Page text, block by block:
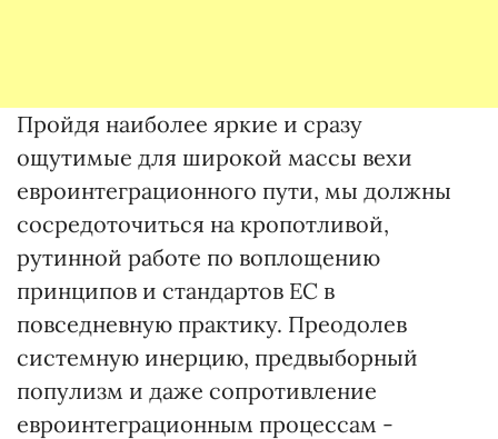
Пройдя наиболее яркие и сразу
ощутимые для широкой массы вехи
евроинтеграционного пути, мы должны
сосредоточиться на кропотливой,
рутинной работе по воплощению
принципов и стандартов ЕС в
повседневную практику. Преодолев
системную инерцию, предвыборный
популизм и даже сопротивление
евроинтеграционным процессам -